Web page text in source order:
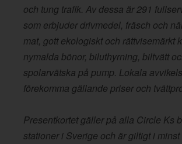
och tung trafik. Av dessa är 291
som erbjuder drivmedel, fräsch och
mat, gott ekologiskt och rättvisemärkt
nymalda bönor, biluthyrning, biltvätt
spolarvätska på pump. Lokala
förekomma gällande priser och
Presentkortet gäller på alla Circle Ks
stationer i Sverige och är giltigt i minst